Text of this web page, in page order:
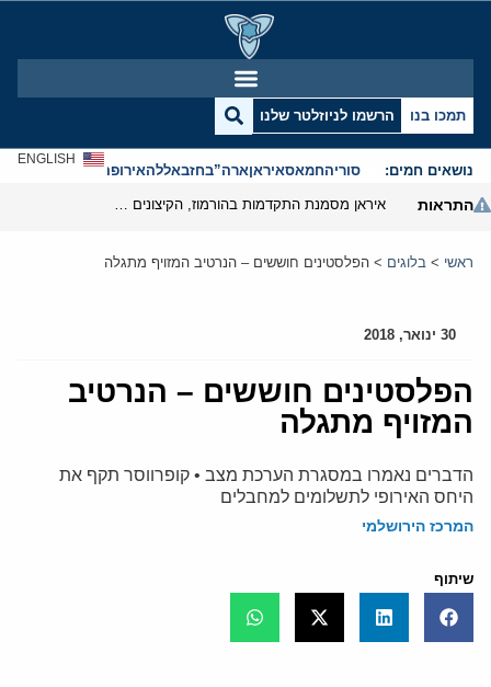
תמכו בנו הרשמו לניוזלטר שלנו
נושאים חמים: סוריהחמאסאיראןארה”בחזבאללהאירופהאנטישמיות
ENGLISH
התראות
ראשי > בלוגים > הפלסטינים חוששים – הנרטיב המזויף מתגלה
30 ינואר, 2018
הפלסטינים חוששים – הנרטיב
המזויף מתגלה
הדברים נאמרו במסגרת הערכת מצב • קופרווסר תקף את
היחס האירופי לתשלומים למחבלים
המרכז הירושלמי
שיתוף